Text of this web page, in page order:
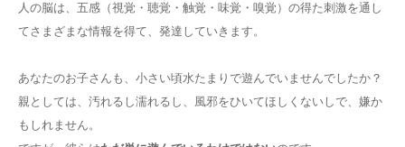
人の脳は、五感（視覚・聴覚・触覚・味覚・嗅覚）の得た刺激を通し
てさまざまな情報を得て、発達していきます。
あなたのお子さんも、小さい頃水たまりで遊んでいませんでしたか？
親としては、汚れるし濡れるし、風邪をひいてほしくないしで、嫌か
もしれません。